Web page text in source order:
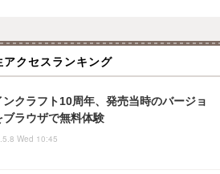
アクセスランキング
ンクラフト10周年、発売当時のバージョ
ブラウザで無料体験
Wed 10:45